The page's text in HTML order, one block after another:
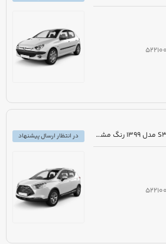
مزایده دولتی خودرو جک S3-AT مدل 1399 رنگ مشکی
در انتظار ارسال پیشنهاد